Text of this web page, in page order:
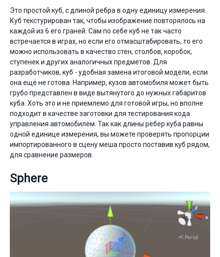
Это простой куб, с длиной ребра в одну единицу измерения.
Куб текстурирован так, чтобы изображение повторялось на
каждой из 6 его граней. Сам по себе куб не так часто
встречается в играх, но если его отмасштабировать, то его
можно использовать в качество стен, столбов, коробок,
ступенек и других аналогичных предметов. Для
разработчиков, куб - удобная замена итоговой модели, если
она ещё не готова. Например, кузов автомобиля может быть
грубо представлен в виде вытянутого до нужных габаритов
куба. Хоть это и не приемлемо для готовой игры, но вполне
подходит в качестве заготовки для тестирования кода
управления автомобилем. Так как длины рёбер куба равны
одной единице измерения, вы можете проверять пропорции
импортированного в сцену меша просто поставив куб рядом,
для сравнение размеров.
Sphere